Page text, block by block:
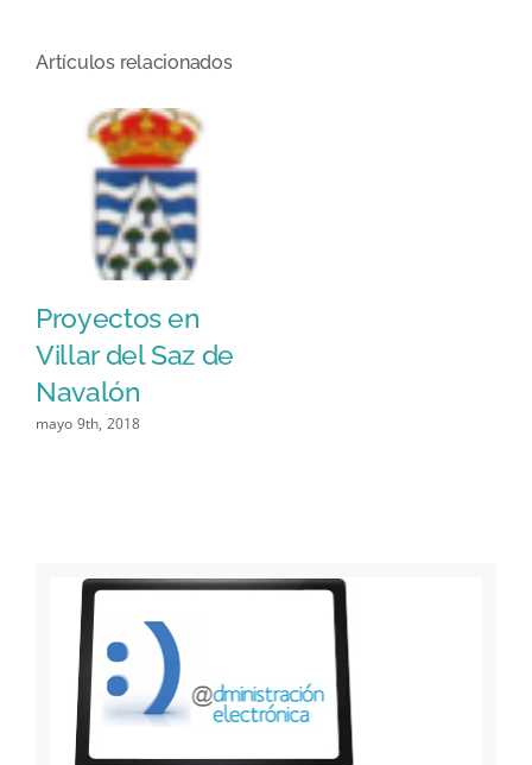
Artículos relacionados
Proyectos en
Villar del Saz de
Navalón
mayo 9th, 2018